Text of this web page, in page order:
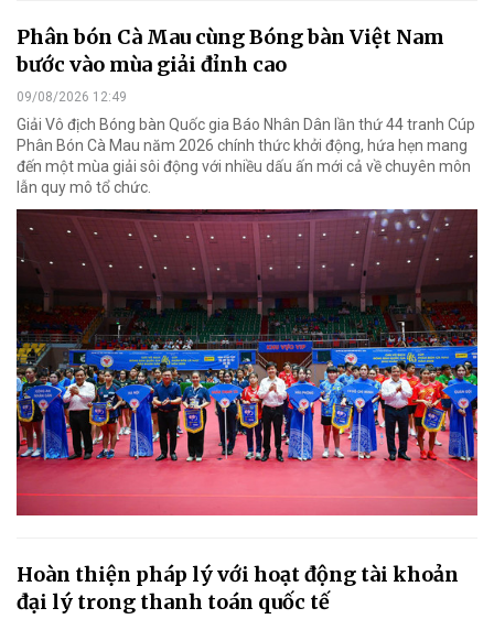
Phân bón Cà Mau cùng Bóng bàn Việt Nam
bước vào mùa giải đỉnh cao
09/08/2026 12:49
Giải Vô địch Bóng bàn Quốc gia Báo Nhân Dân lần thứ 44 tranh Cúp
Phân Bón Cà Mau năm 2026 chính thức khởi động, hứa hẹn mang
đến một mùa giải sôi động với nhiều dấu ấn mới cả về chuyên môn
lẫn quy mô tổ chức.
Hoàn thiện pháp lý với hoạt động tài khoản
đại lý trong thanh toán quốc tế